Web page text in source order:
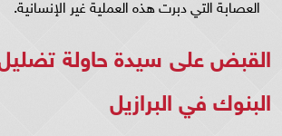
العصابة التي دبرت هذه العملية غير الإنسانية.
القبض على سيدة حاولة
البنوك في البرازيل